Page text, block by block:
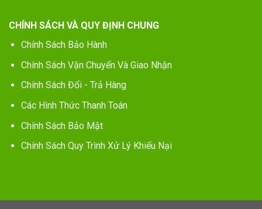
CHÍNH SÁCH VÀ QUY ĐỊNH CHUNG
Chính Sách Bảo Hành
Chính Sách Vận Chuyển Và Giao Nhận
Chính Sách Đổi - Trả Hàng
Các Hình Thức Thanh Toán
Chính Sách Bảo Mật
Chính Sách Quy Trình Xử Lý Khiếu Nại